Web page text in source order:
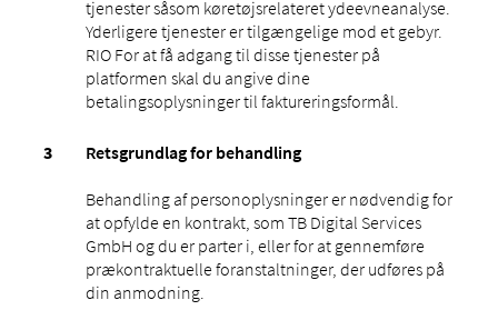
tjenester såsom køretøjsrelateret ydeevneanalyse.
Yderligere tjenester er tilgængelige mod et gebyr.
RIO For at få adgang til disse tjenester på
platformen skal du angive dine
betalingsoplysninger til faktureringsformål.
Retsgrundlag for behandling
Behandling af personoplysninger er nødvendig for
at opfylde en kontrakt, som TB Digital Services
GmbH og du er parter i, eller for at gennemføre
prækontraktuelle foranstaltninger, der udføres på
din anmodning.